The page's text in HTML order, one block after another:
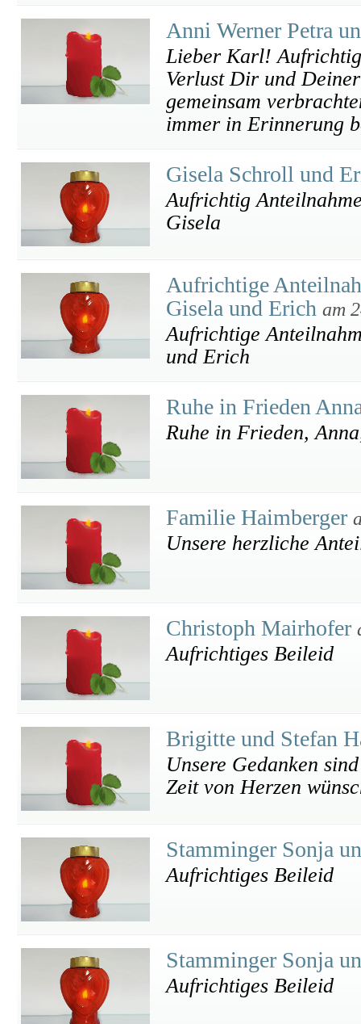
Anni Werner Petra
Lieber Karl!
Verlust Dir und
gemeinsam
immer in Erinnerung
Gisela Schroll und
Aufrichtig
Gisela
Aufrichtige
Gisela und Erich am
Aufrichtige
und Erich
Ruhe in Frieden
Ruhe in Frieden,
Familie Haimberger
Unsere herzliche
Christoph Mairhofer
Aufrichtiges Beileid
Brigitte und Stefan
Unsere Gedanken
Zeit von Herzen
Stamminger Sonja
Aufrichtiges Beileid
Stamminger Sonja
Aufrichtiges Beileid